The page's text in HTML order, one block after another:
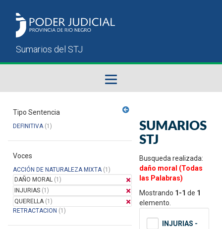
Sumarios del STJ
Manual del Usuario
Tipo Sentencia
DEFINITIVA(1)
Voces
ACCIÓN DE NATURALEZA MIXTA(1)
DAÑO MORAL (1)
INJURIAS (1)
QUERELLA(1)
RETRACTACION (1)
SUMARIOS
STJ
Busqueda realizada:
daño moral (Todas
las Palabras)
Mostrando 1-1 de 1
elemento.
INJURIAS -